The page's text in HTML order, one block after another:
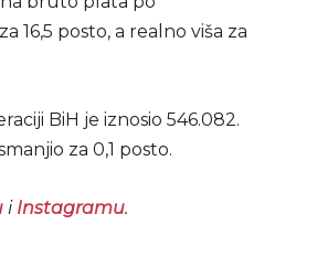
16,5 posto, a realno viša za
BiH je iznosio 546.082.
za 0,1 posto.
i Instagramu.